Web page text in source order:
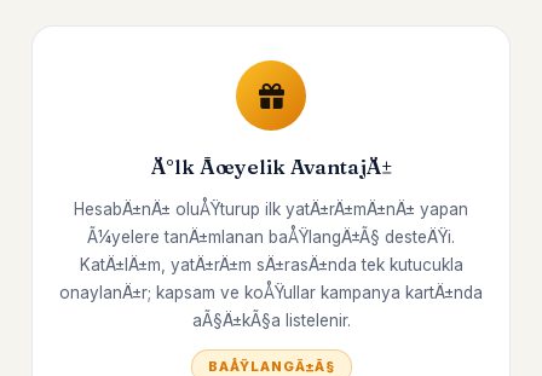
Ä°lk Ãœyelik AvantajÄ±
HesabÄ±nÄ± oluÅŸturup ilk yatÄ±rÄ±mÄ±nÄ± yapan
Ã¼yelere tanÄ±mlanan baÅŸlangÄ±Ã§ desteÄŸi.
KatÄ±lÄ±m, yatÄ±rÄ±m sÄ±rasÄ±nda tek kutucukla
onaylanÄ±r; kapsam ve koÅŸullar kampanya kartÄ±nda
aÃ§Ä±kÃ§a listelenir.
BAÅŸLANGÄ±Ã§